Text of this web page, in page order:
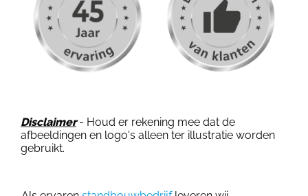
Disclaimer- Houd er rekening mee dat de
afbeeldingen en logo's alleen ter illustratie worden
gebruikt.